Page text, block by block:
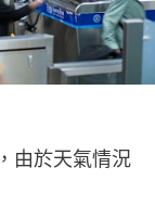
由於天氣情況